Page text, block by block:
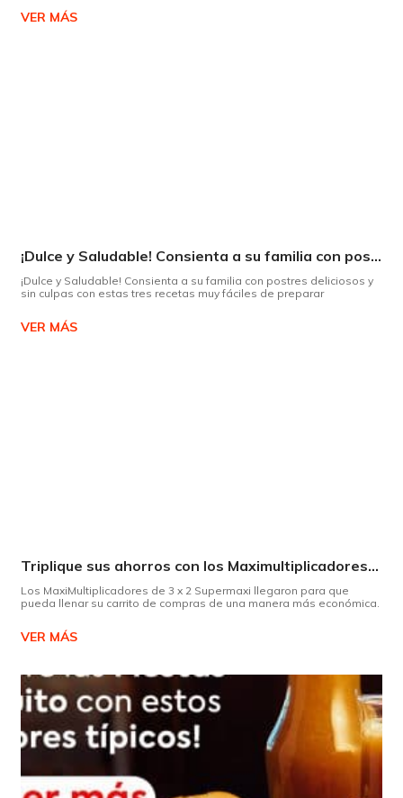
VER MÁS
¡Dulce y Saludable! Consienta a su familia con postres deliciosos y sin culpas
¡Dulce y Saludable! Consienta a su familia con postres deliciosos y
sin culpas con estas tres recetas muy fáciles de preparar
VER MÁS
Triplique sus ahorros con los Maximultiplicadores de Supermaxi
Los MaxiMultiplicadores de 3 x 2 Supermaxi llegaron para que
pueda llenar su carrito de compras de una manera más económica.
VER MÁS